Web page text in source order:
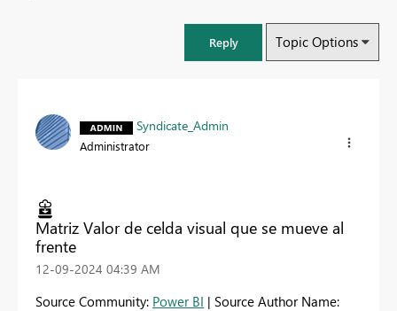
Reply Topic Options
Syndicate_Admin
Administrator
Matriz Valor de celda visual que se mueve al
frente
‎12-09-2024 04:39 AM
Source Community: Power BI | Source Author Name: